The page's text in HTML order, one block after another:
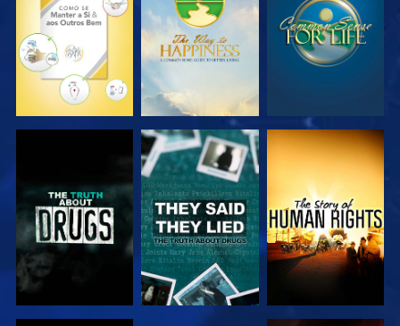
VER VER